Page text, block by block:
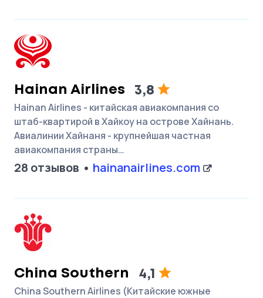
Hainan Airlines 3,8
Hainan Airlines - китайская авиакомпания со
штаб-квартирой в Хайкоу на острове Хайнань.
Авиалинии Хайнаня - крупнейшая частная
авиакомпания страны…
28 отзывов hainanairlines.com
China Southern 4,1
China Southern Airlines (Китайские южные